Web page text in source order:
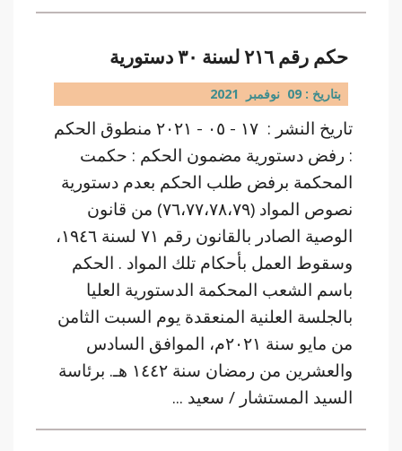
حكم رقم ٢١٦ لسنة ٣٠ دستورية
بتاريخ : 09 نوفمبر 2021
تاريخ النشر : ١٧ - ٠٥ - ٢٠٢١ منطوق الحكم
: رفض دستورية مضمون الحكم : حكمت
المحكمة برفض طلب الحكم بعدم دستورية
نصوص المواد (٧٦،٧٧،٧٨،٧٩) من قانون
الوصية الصادر بالقانون رقم ٧١ لسنة ١٩٤٦،
وسقوط العمل بأحكام تلك المواد . الحكم
باسم الشعب المحكمة الدستورية العليا
بالجلسة العلنية المنعقدة يوم السبت الثامن
من مايو سنة ٢٠٢١م، الموافق السادس
والعشرين من رمضان سنة ١٤٤٢ هـ. برئاسة
السيد المستشار / سعيد ...